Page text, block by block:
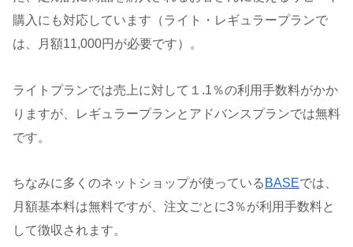
購入にも対応しています（ライト・レギュラープランで
は、月額11,000円が必要です）。
ライトプランでは売上に対して１.1％の利用手数料がかか
りますが、レギュラープランとアドバンスプランでは無料
です。
ちなみに多くのネットショップが使っている BASEでは、
月額基本料は無料ですが、注文ごとに3％が利用手数料と
して徴収されます。